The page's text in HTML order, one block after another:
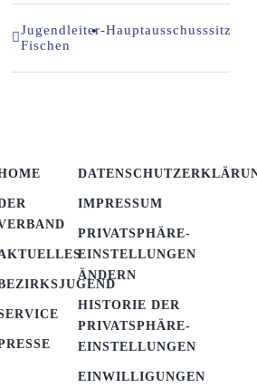
Jugendleiter-
Fischen
Hauptausschusssitzung
IMPRESSUM
PRIVATSPHÄRE-
EINSTELLUNGEN
ÄNDERN
HISTORIE DER
PRIVATSPHÄRE-
EINSTELLUNGEN
EINWILLIGUNGEN